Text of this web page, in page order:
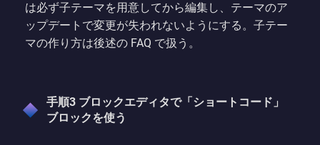
は必ず子テーマを用意してから編集し、テーマのア
ップデートで変更が失われないようにする。子テー
マの作り方は後述の FAQ で扱う。
手順3 ブロックエディタで「ショートコード」
ブロックを使う